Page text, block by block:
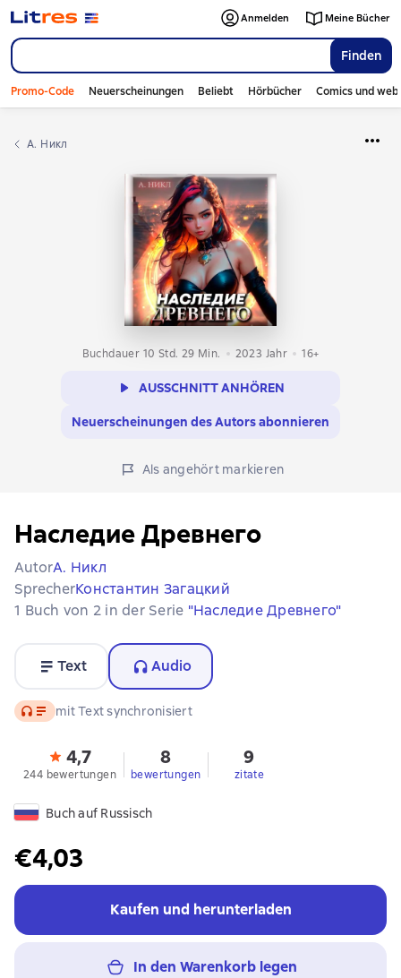
Finden
Anmelden Meine Bücher
Promo-Code Neuerscheinungen Beliebt Hörbücher Comics und
А. Никл
Buchdauer 10 Std. 29 Min. 2023 Jahr 16+
AUSSCHNITT ANHÖREN
Neuerscheinungen des Autors abonnieren
Als angehört markieren
Наследие Древнего
AutorА. Никл
SprecherКонстантин Загацкий
1 Buch von 2 in der Serie "Наследие Древнего"
Text Audio
Audio mit Text synchronisiert
4,7
244 bewertungen
8
bewertungen
9
zitate
Buch auf Russisch
€4,03
Kaufen und herunterladen
In den Warenkorb legen